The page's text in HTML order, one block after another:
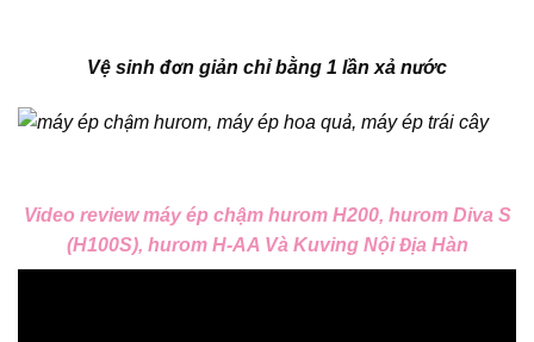
Vệ sinh đơn giản chỉ bằng 1 lần xả nước
Video review máy ép chậm hurom H200, hurom Diva S
(H100S), hurom H-AA Và Kuving Nội Địa Hàn